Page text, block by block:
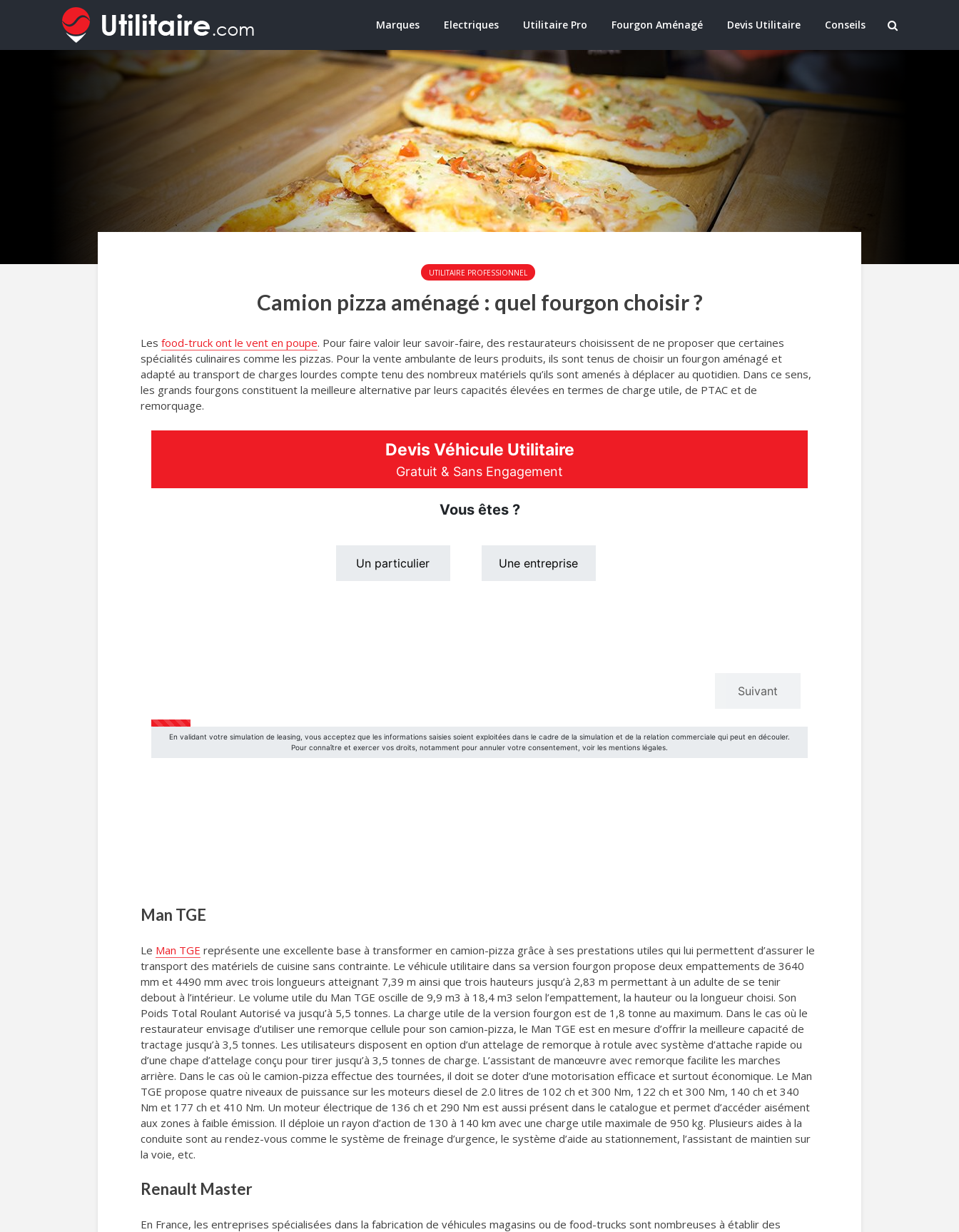
Marques Electriques Utilitaire Pro Fourgon Aménagé Devis Utilitaire Conseils
UTILITAIRE PROFESSIONNEL
Camion pizza aménagé : quel fourgon choisir ?
Les food-truck ont le vent en poupe. Pour faire valoir leur savoir-faire, des restaurateurs choisissent de ne proposer que certaines
spécialités culinaires comme les pizzas. Pour la vente ambulante de leurs produits, ils sont tenus de choisir un fourgon aménagé et
adapté au transport de charges lourdes compte tenu des nombreux matériels qu’ils sont amenés à déplacer au quotidien. Dans ce sens,
les grands fourgons constituent la meilleure alternative par leurs capacités élevées en termes de charge utile, de PTAC et de
remorquage.
Man TGE
Le Man TGE représente une excellente base à transformer en camion-pizza grâce à ses prestations utiles qui lui permettent d’assurer le
transport des matériels de cuisine sans contrainte. Le véhicule utilitaire dans sa version fourgon propose deux empattements de 3640
mm et 4490 mm avec trois longueurs atteignant 7,39 m ainsi que trois hauteurs jusqu’à 2,83 m permettant à un adulte de se tenir
debout à l’intérieur. Le volume utile du Man TGE oscille de 9,9 m3 à 18,4 m3 selon l’empattement, la hauteur ou la longueur choisi. Son
Poids Total Roulant Autorisé va jusqu’à 5,5 tonnes. La charge utile de la version fourgon est de 1,8 tonne au maximum. Dans le cas où le
restaurateur envisage d’utiliser une remorque cellule pour son camion-pizza, le Man TGE est en mesure d’offrir la meilleure capacité de
tractage jusqu’à 3,5 tonnes. Les utilisateurs disposent en option d’un attelage de remorque à rotule avec système d’attache rapide ou
d’une chape d’attelage conçu pour tirer jusqu’à 3,5 tonnes de charge. L’assistant de manœuvre avec remorque facilite les marches
arrière. Dans le cas où le camion-pizza effectue des tournées, il doit se doter d’une motorisation efficace et surtout économique. Le Man
TGE propose quatre niveaux de puissance sur les moteurs diesel de 2.0 litres de 102 ch et 300 Nm, 122 ch et 300 Nm, 140 ch et 340
Nm et 177 ch et 410 Nm. Un moteur électrique de 136 ch et 290 Nm est aussi présent dans le catalogue et permet d’accéder aisément
aux zones à faible émission. Il déploie un rayon d’action de 130 à 140 km avec une charge utile maximale de 950 kg. Plusieurs aides à la
conduite sont au rendez-vous comme le système de freinage d’urgence, le système d’aide au stationnement, l’assistant de maintien sur
la voie, etc.
Renault Master
En France, les entreprises spécialisées dans la fabrication de véhicules magasins ou de food-trucks sont nombreuses à établir des